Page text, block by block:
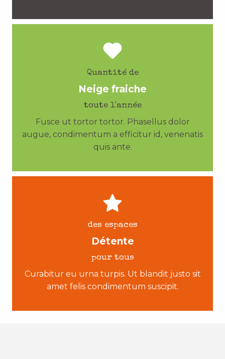
Quantité de
Neige fraiche
toute l'année
Fusce ut tortor tortor. Phasellus dolor
augue, condimentum a efficitur id, venenatis
quis ante.
des espaces
Détente
pour tous
Curabitur eu urna turpis. Ut blandit justo sit
amet felis condimentum suscipit.